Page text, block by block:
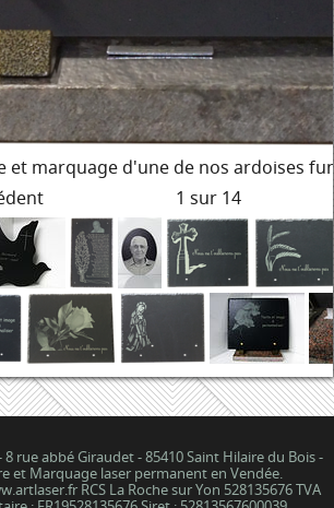
et marquage d'une de nos ardoises
1 sur 14
rue abbé Giraudet - 85410 Saint Hilaire du Bois -
et Marquage laser permanent en Vendée.
RCS La Roche sur Yon 528135676 TVA